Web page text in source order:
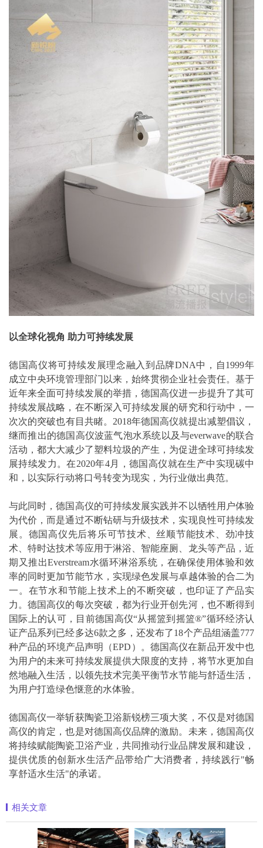
以全球化视角 助力可持续发展
德国高仪将可持续发展理念融入到品牌DNA中，自1999年
成立中央环境管理部门以来，始终贯彻企业社会责任。基于
近年来全面可持续发展的举措，德国高仪进一步提升了其可
持续发展战略，在不断深入可持续发展的研究和行动中，一
次次的突破也有目共睹。2018年德国高仪就提出减塑倡议，
继而推出的德国高仪波蓝气泡水系统以及与everwave的联合
活动，都大大减少了塑料垃圾的产生，为促进全球可持续发
展持续发力。在2020年4月，德国高仪就在生产中实现碳中
和，以实际行动将口号转变为现实，为行业做出典范。
与此同时，德国高仪的可持续发展实践并不以牺牲用户体验
为代价，而是通过不断钻研与升级技术，实现良性可持续发
展。德国高仪先后将乐可节技术、丝顺节能技术、劲冲技
术、特时达技术等应用于淋浴、智能座厕、龙头等产品，近
期又推出Everstream水循环淋浴系统，在确保使用体验和效
率的同时更加节能节水，实现绿色发展与卓越体验的合二为
一。在节水和节能上技术上的不断突破，也印证了产品实
力。德国高仪的每次突破，都为行业开创先河，也不断得到
国际上的认可，目前德国高仪“从摇篮到摇篮®”循环经济认
证产品系列已经多达6款之多，还发布了18个产品组涵盖777
种产品的环境产品声明（EPD）。德国高仪在新品开发中也
为用户的未来可持续发展提供大限度的支持，将节水更加自
然地融入生活，以领先技术完美平衡节水节能与舒适生活，
为用户打造绿色惬意的水体验。
德国高仪一举斩获陶瓷卫浴新锐榜三项大奖，不仅是对德国
高仪的肯定，也是对德国高仪品牌的激励。未来，德国高仪
将持续赋能陶瓷卫浴产业，共同推动行业品牌发展和建设，
提供优质的创新水生活产品带给广大消费者，持续践行"畅
享舒适水生活"的承诺。
相关文章